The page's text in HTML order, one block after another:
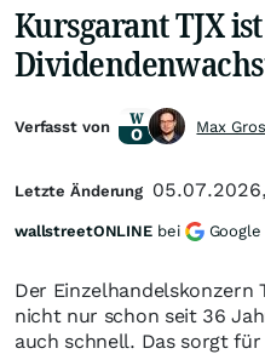
Kursgarant TJX
Der Einzelhandelskonzern
nicht nur schon seit 36
auch schnell. Das sorgt
Verfasst von Max
Letzte Änderung
wallstreetONLINE bei